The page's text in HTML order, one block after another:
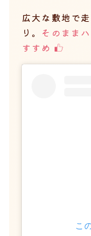
広大な敷地で
り。 そのまま
すすめ
こ